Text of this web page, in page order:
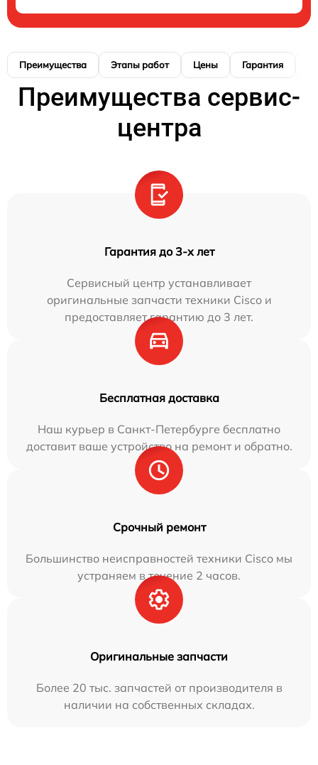
Преимущества Этапы работ Цены Гарантия
Преимущества сервис-
центра
Гарантия до 3-х лет
Сервисный центр устанавливает
оригинальные запчасти техники Cisco и
предоставляет гарантию до 3 лет.
Бесплатная доставка
Наш курьер в Санкт-Петербурге бесплатно
доставит ваше устройство на ремонт и обратно.
Срочный ремонт
Большинство неисправностей техники Cisco мы
устраняем в течение 2 часов.
Оригинальные запчасти
Более 20 тыс. запчастей от производителя в
наличии на собственных складах.